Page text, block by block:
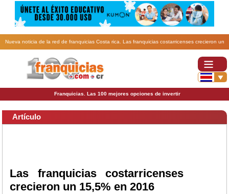
Nueva noticia de la red de franquicias Costa rica. Las franquicias costarricenses crecieron un
Franquicias. Las 100 mejores opciones de invertir
Artículo
Las franquicias costarricenses
crecieron un 15,5% en 2016